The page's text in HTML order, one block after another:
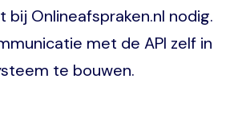
bij Onlineafspraken.nl nodig.
met de API zelf in
te bouwen.